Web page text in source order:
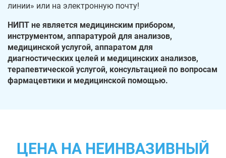
линии» или на электронную почту!
НИПТ не является медицинским прибором,
инструментом, аппаратурой для анализов,
медицинской услугой, аппаратом для
диагностических целей и медицинских анализов,
терапевтической услугой, консультацией по вопросам
фармацевтики и медицинской помощью.
ЦЕНА НА НЕИНВАЗИВНЫЙ